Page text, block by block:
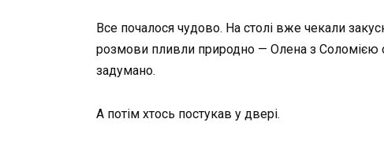
Все почалося чудово. На столі вже чекали
розмови пливли природно — Олена з Соломією
задумано.
А потім хтось постукав у двері.